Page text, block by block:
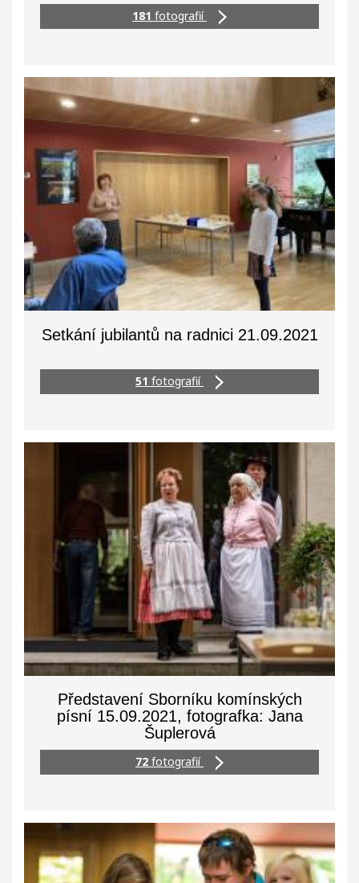
181 fotografií
Setkání jubilantů na radnici 21.09.2021
51 fotografií
Představení Sborníku komínských
písní 15.09.2021, fotografka: Jana
Šuplerová
72 fotografií